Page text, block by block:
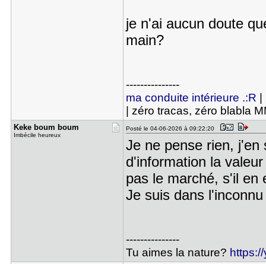
je n'ai aucun doute
main?
---------------
ma conduite intérieure .:R
| zéro tracas, zéro blabla
Keke boum ​boum
Imbécile heureux
Posté le 04-06-2026 à 09:22:20
Je ne pense rien, j'en
d'information la
pas le marché, s'il en
Je suis dans
---------------
Tu aimes la nature?